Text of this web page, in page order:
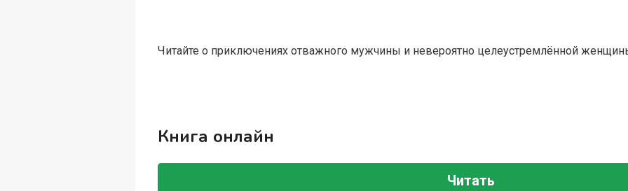
Читайте о приключениях отважного мужчины и невероятно целеустремлённой
Книга онлайн
Читать